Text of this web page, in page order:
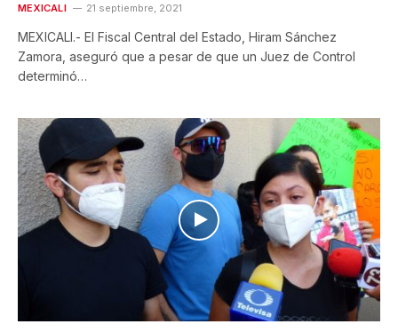
MEXICALI 21 septiembre, 2021
MEXICALI.- El Fiscal Central del Estado, Hiram Sánchez
Zamora, aseguró que a pesar de que un Juez de Control
determinó…